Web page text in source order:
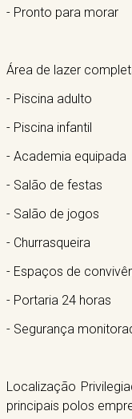
- Pronto para morar
Área de lazer
- Piscina adulto
- Piscina infantil
- Academia equipada
- Salão de festas
- Salão de jogos
- Churrasqueira
- Espaços de
- Portaria 24 horas
- Segurança
Localização
principais polos